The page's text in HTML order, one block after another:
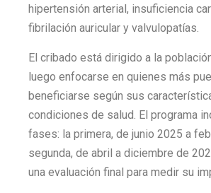
hipertensión arterial, insuficiencia
fibrilación auricular y valvulopatías.
El cribado está dirigido a la
luego enfocarse en quienes más
beneficiarse según sus
condiciones de salud. El programa
fases: la primera, de junio 2025 a
segunda, de abril a diciembre de
una evaluación final para medir su